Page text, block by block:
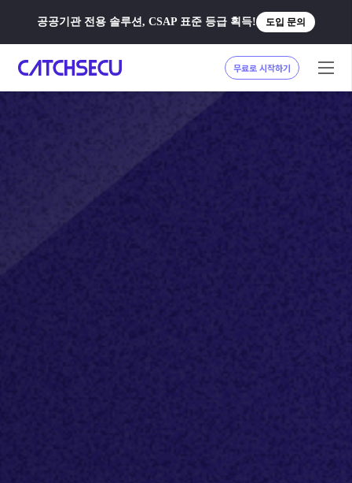
공공기관 전용 솔루션, CSAP 표준 등급 획득! 도입 문의
무료로 시작하기